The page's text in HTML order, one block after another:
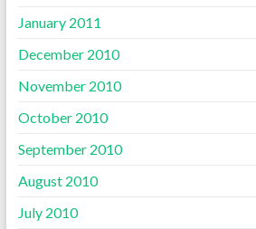
January 2011
December 2010
November 2010
October 2010
September 2010
August 2010
July 2010